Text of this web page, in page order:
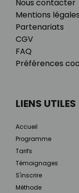
Nous contacter
Mentions légales
Partenariats
CGV
FAQ
Préférences
LIENS UTILES
Accueil
Programme
Tarifs
Témoignages
S'inscrire
Méthode